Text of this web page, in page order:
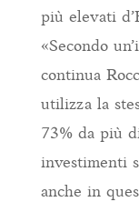
più elevati
«Secondo
continua
utilizza la
73% da più
investimenti
anche in